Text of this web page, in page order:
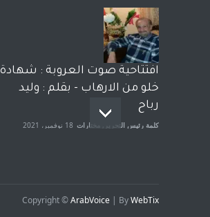
افتتاحية صوت العروبة : شهادة
خلو من الارهاب - بقلم : وليد
رباح
كلمة رئيس التحرير مختارات 18 نوفمبر، 2021
Copyright ©ArabVoice | ByWebTix